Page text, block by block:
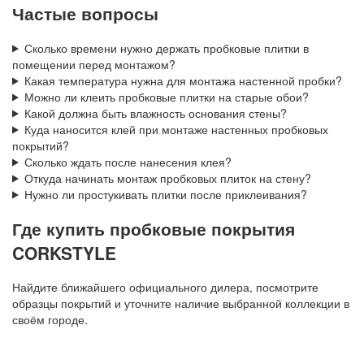
Частые вопросы
Сколько времени нужно держать пробковые плитки в
помещении перед монтажом?
Какая температура нужна для монтажа настенной пробки?
Можно ли клеить пробковые плитки на старые обои?
Какой должна быть влажность основания стены?
Куда наносится клей при монтаже настенных пробковых
покрытий?
Сколько ждать после нанесения клея?
Откуда начинать монтаж пробковых плиток на стену?
Нужно ли простукивать плитки после приклеивания?
Где купить пробковые покрытия
CORKSTYLE
Найдите ближайшего официального дилера, посмотрите
образцы покрытий и уточните наличие выбранной коллекции в
своём городе.